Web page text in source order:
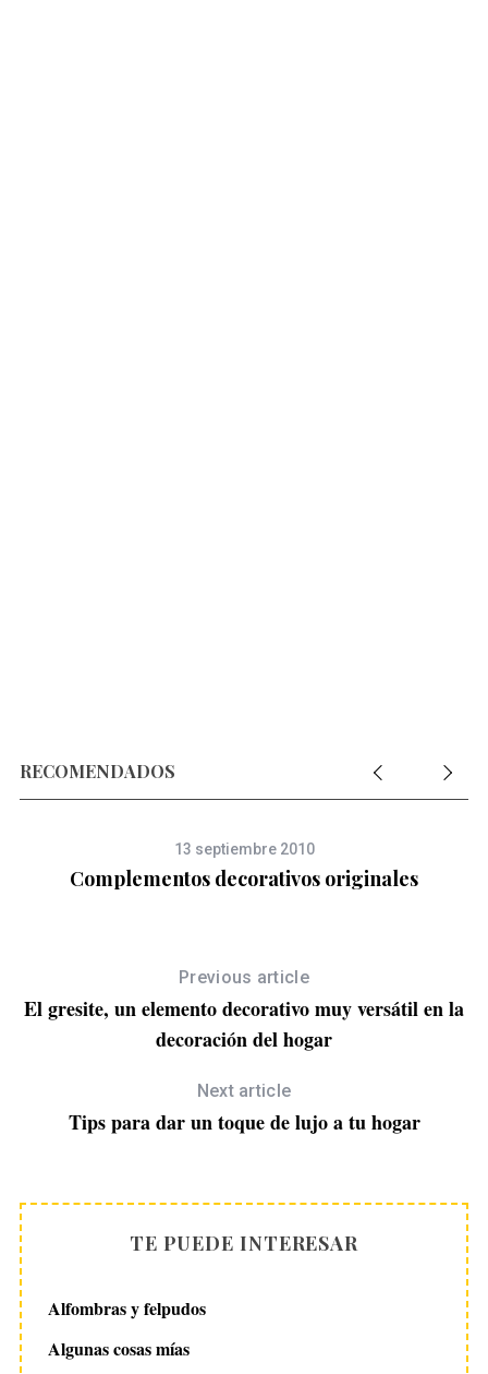
RECOMENDADOS
13 septiembre 2010
Complementos decorativos originales
Previous article
El gresite, un elemento decorativo muy versátil en la
decoración del hogar
Next article
Tips para dar un toque de lujo a tu hogar
TE PUEDE INTERESAR
Alfombras y felpudos
Algunas cosas mías